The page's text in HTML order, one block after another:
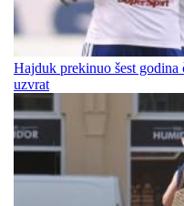
Hajduk prekinuo šest godina
uzvrat